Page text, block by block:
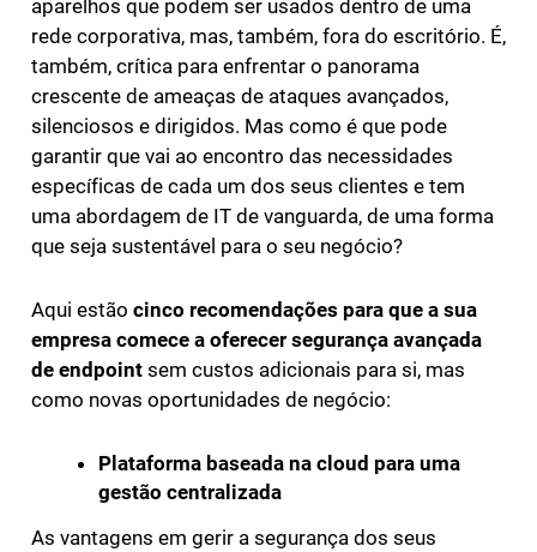
aparelhos que podem ser usados dentro de uma
rede corporativa, mas, também, fora do escritório. É,
também, crítica para enfrentar o panorama
crescente de ameaças de ataques avançados,
silenciosos e dirigidos. Mas como é que pode
garantir que vai ao encontro das necessidades
específicas de cada um dos seus clientes e tem
uma abordagem de IT de vanguarda, de uma forma
que seja sustentável para o seu negócio?
Aqui estão cinco recomendações para que a sua
empresa comece a oferecer segurança avançada
de endpoint sem custos adicionais para si, mas
como novas oportunidades de negócio:
Plataforma baseada na cloud para uma
gestão centralizada
As vantagens em gerir a segurança dos seus